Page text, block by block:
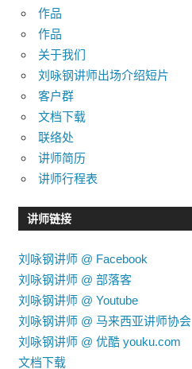
作品
作品
关于我们
刘咏钢讲师出场介绍短片
客户群
文档下载
联络处
讲师简历
讲师行程表
讲师链接
刘咏钢讲师 @ Facebook
刘咏钢讲师 @ 部落客
刘咏钢讲师 @ Youtube
刘咏钢讲师 @ 马来西亚讲师协会
刘咏钢讲师 @ 优酷 youku.com
文档下载